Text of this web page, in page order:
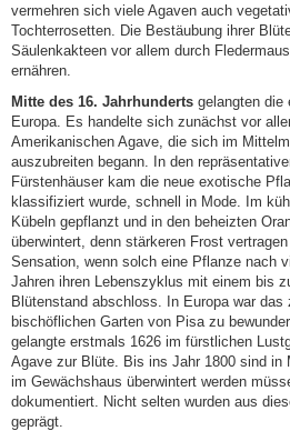
vermehren sich viele Agaven auch
Tochterrosetten. Die Bestäubung ihrer
Säulenkakteen vor allem durch
ernähren.
Mitte des 16. Jahrhunderts gelangten die
Europa. Es handelte sich zunächst vor
Amerikanischen Agave, die sich im
auszubreiten begann. In den
Fürstenhäuser kam die neue exotische
klassifiziert wurde, schnell in Mode. Im
Kübeln gepflanzt und in den beheizten
überwintert, denn stärkeren Frost
Sensation, wenn solch eine Pflanze nach
Jahren ihren Lebenszyklus mit einem bis
Blütenstand abschloss. In Europa war das
bischöflichen Garten von Pisa zu
gelangte erstmals 1626 im fürstlichen
Agave zur Blüte. Bis ins Jahr 1800 sind in
im Gewächshaus überwintert werden
dokumentiert. Nicht selten wurden aus
geprägt.